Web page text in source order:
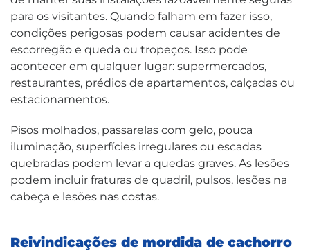
para os visitantes. Quando falham em fazer isso,
condições perigosas podem causar acidentes de
escorregão e queda ou tropeços. Isso pode
acontecer em qualquer lugar: supermercados,
restaurantes, prédios de apartamentos, calçadas ou
estacionamentos.
Pisos molhados, passarelas com gelo, pouca
iluminação, superfícies irregulares ou escadas
quebradas podem levar a quedas graves. As lesões
podem incluir fraturas de quadril, pulsos, lesões na
cabeça e lesões nas costas.
Reivindicações de mordida de cachorro